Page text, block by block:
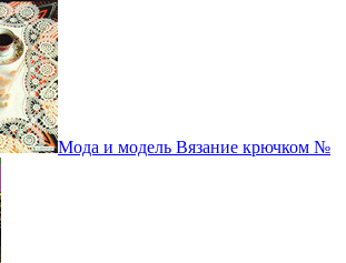
Мода и модель Вязание крючком №